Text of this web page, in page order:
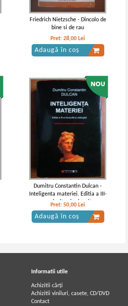
Friedrich Nietzsche - Dincolo de
bine si de rau
Pret:28,00 Lei
Adaugă în coș
Dumitru Constantin Dulcan -
Inteligenta materiei. Editia a III-
a revizuita si adaugita
Pret:50,00 Lei
Adaugă în coș
Informatii utile
Achizitii cărți
Achizitii viniluri, casete, CD/DVD
Contact